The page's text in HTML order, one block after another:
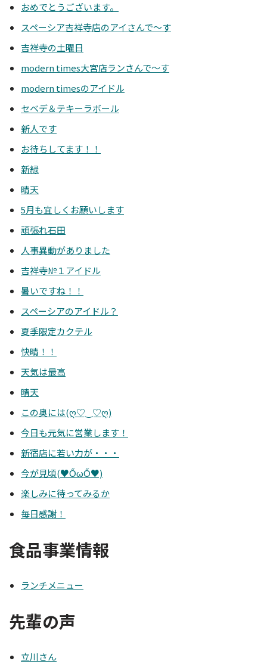
おめでとうございます。
スペーシア吉祥寺店のアイさんで～す
吉祥寺の土曜日
modern times大宮店ランさんで～す
modern timesのアイドル
セベデ＆テキーラボール
新人です
お待ちしてます！！
新緑
晴天
5月も宜しくお願いします
頑張れ石田
人事異動がありました
吉祥寺№１アイドル
暑いですね！！
スペーシアのアイドル？
夏季限定カクテル
快晴！！
天気は最高
晴天
この奥には(ღ♡‿♡ღ)
今日も元気に営業します！
新宿店に若い力が・・・
今が見頃(♥ŐωŐ♥)
楽しみに待ってみるか
毎日感謝！
食品事業情報
ランチメニュー
先輩の声
立川さん